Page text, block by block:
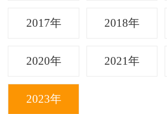
2017年 2018年
2020年 2021年
2023年